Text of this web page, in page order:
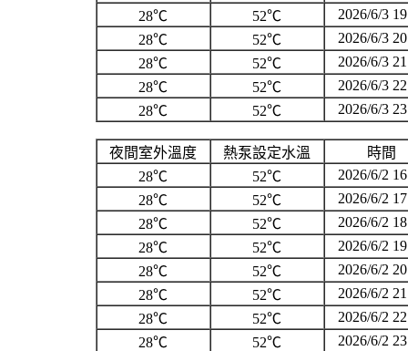
28℃ 52℃
2026/6/3
28℃
52℃
2026/6/3
28℃
52℃
2026/6/3
28℃
52℃
2026/6/3
28℃
52℃ 2026/6/3
夜間室外溫度 熱泵設定水溫
時間
28℃
52℃
2026/6/2
28℃
52℃
2026/6/2
28℃
52℃
2026/6/2
28℃
52℃
2026/6/2
28℃
52℃
2026/6/2
28℃
52℃
2026/6/2
28℃
52℃
2026/6/2
28℃
52℃ 2026/6/2